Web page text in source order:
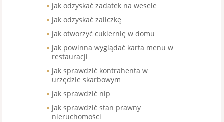
jak odzyskać zadatek na wesele
jak odzyskać zaliczkę
jak otworzyć cukiernię w domu
jak powinna wyglądać karta menu w
restauracji
jak sprawdzić kontrahenta w
urzędzie skarbowym
jak sprawdzić nip
jak sprawdzić stan prawny
nieruchomości